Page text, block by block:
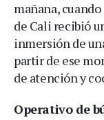
mañana,
de Cali recibió
inmersión de
partir de ese
de atención y
Operativo de